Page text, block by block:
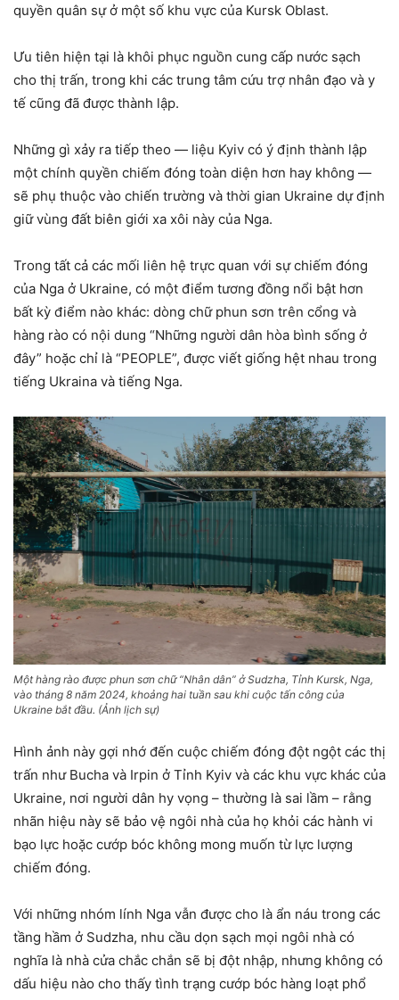
quyền quân sự ở một số khu vực của Kursk Oblast.
Ưu tiên hiện tại là khôi phục nguồn cung cấp nước sạch
cho thị trấn, trong khi các trung tâm cứu trợ nhân đạo và y
tế cũng đã được thành lập.
Những gì xảy ra tiếp theo — liệu Kyiv có ý định thành lập
một chính quyền chiếm đóng toàn diện hơn hay không —
sẽ phụ thuộc vào chiến trường và thời gian Ukraine dự định
giữ vùng đất biên giới xa xôi này của Nga.
Trong tất cả các mối liên hệ trực quan với sự chiếm đóng
của Nga ở Ukraine, có một điểm tương đồng nổi bật hơn
bất kỳ điểm nào khác: dòng chữ phun sơn trên cổng và
hàng rào có nội dung “Những người dân hòa bình sống ở
đây” hoặc chỉ là “PEOPLE”, được viết giống hệt nhau trong
tiếng Ukraina và tiếng Nga.
Một hàng rào được phun sơn chữ “Nhân dân” ở Sudzha, Tỉnh Kursk, Nga,
vào tháng 8 năm 2024, khoảng hai tuần sau khi cuộc tấn công của
Ukraine bắt đầu. (Ảnh lịch sự)
Hình ảnh này gợi nhớ đến cuộc chiếm đóng đột ngột các thị
trấn như Bucha và Irpin ở Tỉnh Kyiv và các khu vực khác của
Ukraine, nơi người dân hy vọng – thường là sai lầm – rằng
nhãn hiệu này sẽ bảo vệ ngôi nhà của họ khỏi các hành vi
bạo lực hoặc cướp bóc không mong muốn từ lực lượng
chiếm đóng.
Với những nhóm lính Nga vẫn được cho là ẩn náu trong các
tầng hầm ở Sudzha, nhu cầu dọn sạch mọi ngôi nhà có
nghĩa là nhà cửa chắc chắn sẽ bị đột nhập, nhưng không có
dấu hiệu nào cho thấy tình trạng cướp bóc hàng loạt phổ